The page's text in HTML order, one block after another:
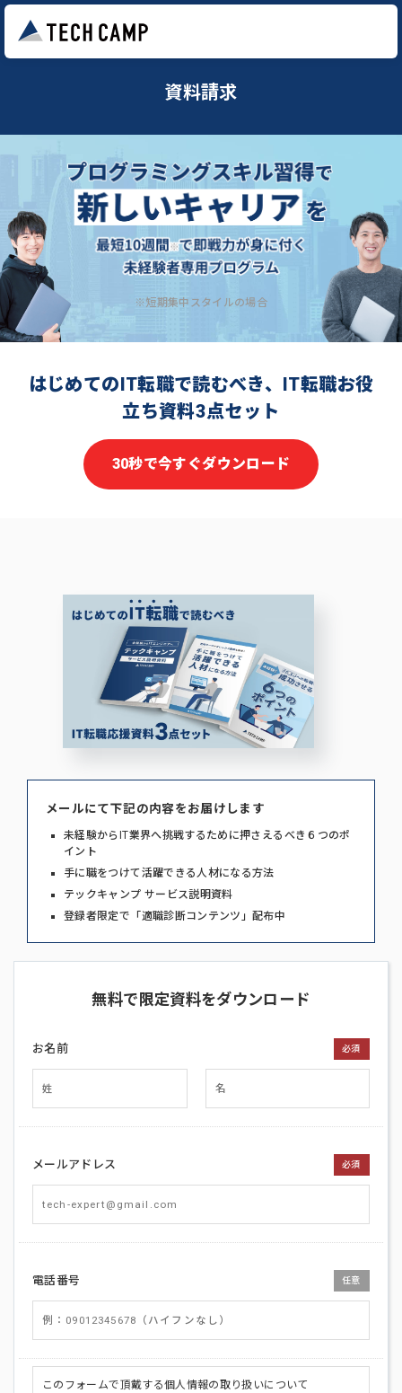
資料請求
※短期集中スタイルの場合
はじめてのIT転職で読むべき、IT転職お役
立ち資料3点セット
30秒で今すぐダウンロード
メールにて下記の内容をお届けします
未経験からIT業界へ挑戦するために押さえるべき６つのポ
イント
手に職をつけて活躍できる人材になる方法
テックキャンプ サービス説明資料
登録者限定で「適職診断コンテンツ」配布中
無料で限定資料をダウンロード
お名前 必須
メールアドレス 必須
電話番号 任意
このフォームで頂戴する個人情報の取り扱いについて